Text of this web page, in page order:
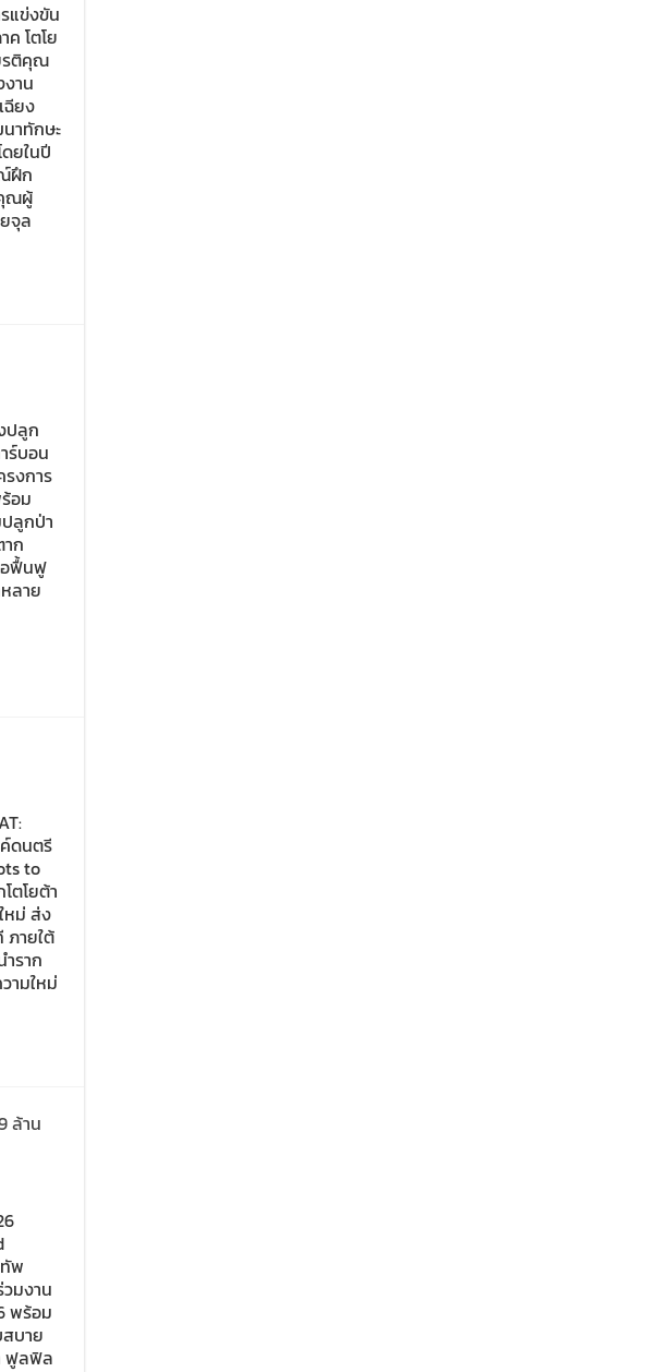
แข่งขัน
ค โตโย
รติคุณ
าน
ฉียง
าทักษะ
ยในปี
ฝึก
ณผู้
จุล
ปลูก
ร์บอน
รงการ
อม
ลูกป่า
ก
อฟื้นฟู
ลาย
ดนตรี
to
ตโยต้า
หม่ ส่ง
ภายใต้
ราก
ามใหม่
ล้าน
พ
มงาน
พร้อม
สบาย
ฟูลฟิล